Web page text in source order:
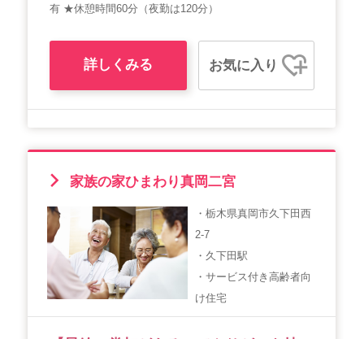
有 ★休憩時間60分（夜勤は120分）
詳しくみる お気に入り
家族の家ひまわり真岡二宮
・栃木県真岡市久下田西
2-7
・久下田駅
・サービス付き高齢者向
け住宅